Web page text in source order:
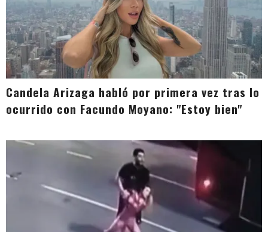
Candela Arizaga habló por primera vez tras lo
ocurrido con Facundo Moyano: "Estoy bien"